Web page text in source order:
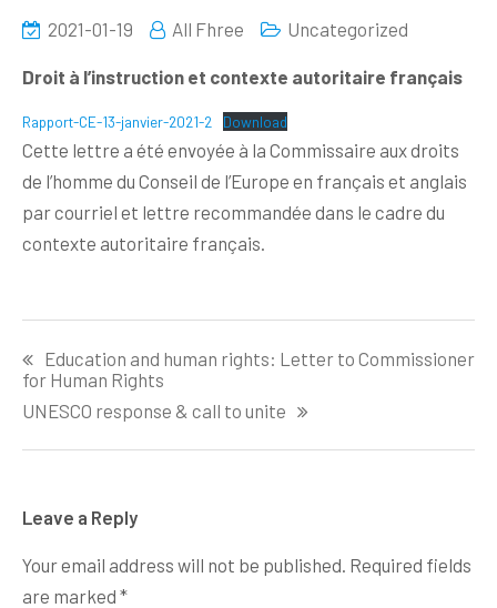
2021-01-19 All Fhree Uncategorized
Droit à l’instruction et contexte autoritaire français
Rapport-CE-13-janvier-2021-2 Download
Cette lettre a été envoyée à la Commissaire aux droits
de l’homme du Conseil de l’Europe en français et anglais
par courriel et lettre recommandée dans le cadre du
contexte autoritaire français.
navigation
Education and human rights: Letter to Commissioner
for Human Rights
UNESCO response & call to unite
Leave a Reply
Your email address will not be published. Required fields
are marked *